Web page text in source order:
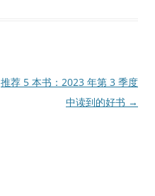
推荐 5 本书：2023 年第 3 季度
中读到的好书 →